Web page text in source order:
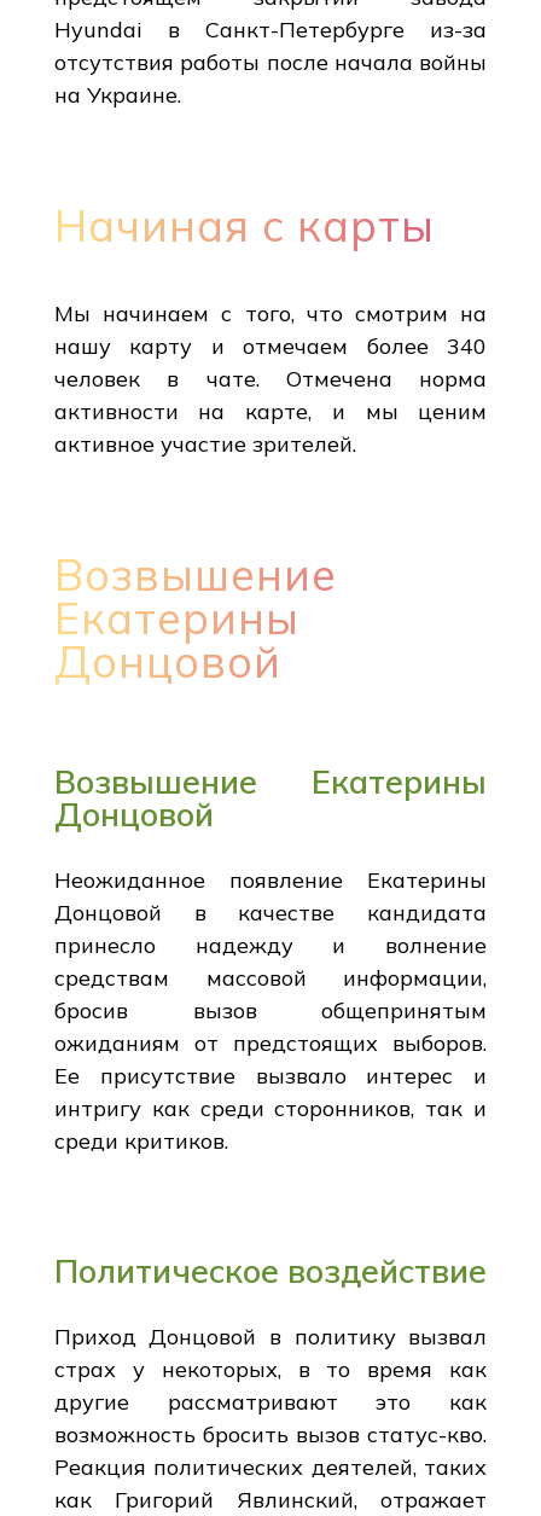
Hyundai в Санкт-Петербурге из-за
отсутствия работы после начала войны
на Украине.
Начиная с карты
Мы начинаем с того, что смотрим на
нашу карту и отмечаем более 340
человек в чате. Отмечена норма
активности на карте, и мы ценим
активное участие зрителей.
Возвышение
Екатерины
Донцовой
Возвышение Екатерины
Донцовой
Неожиданное появление Екатерины
Донцовой в качестве кандидата
принесло надежду и волнение
средствам массовой информации,
бросив вызов общепринятым
ожиданиям от предстоящих выборов.
Ее присутствие вызвало интерес и
интригу как среди сторонников, так и
среди критиков.
Политическое воздействие
Приход Донцовой в политику вызвал
страх у некоторых, в то время как
другие рассматривают это как
возможность бросить вызов статус-кво.
Реакция политических деятелей, таких
как Григорий Явлинский, отражает